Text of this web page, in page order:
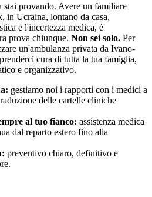
stai provando. Avere un familiare
, in Ucraina, lontano da casa,
e l'incertezza medica, è
prova chiunque. Non sei solo. Per
un'ambulanza privata da Ivano-
cura di tutta la tua famiglia,
e organizzativo.
gestiamo noi i rapporti con i medici a
delle cartelle cliniche
al tuo fianco: assistenza medica
dal reparto estero fino alla
preventivo chiaro, definitivo e